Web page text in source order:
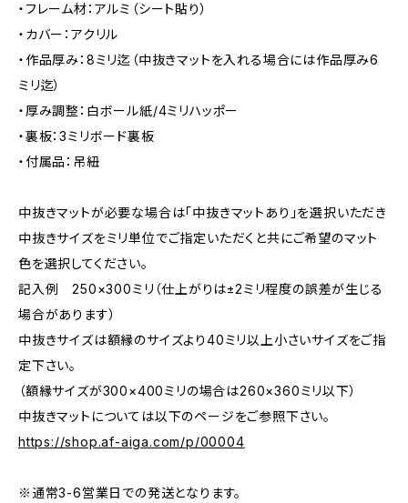
・フレーム材：アルミ（シート貼り）
・カバー：アクリル
・作品厚み：8ミリ迄（中抜きマットを入れる場合には作品厚み6
ミリ迄）
・厚み調整：白ボール紙/4ミリハッポー
・裏板：3ミリボード裏板
・付属品：吊紐
中抜きマットが必要な場合は「中抜きマットあり」を選択いただき
中抜きサイズをミリ単位でご指定いただくと共にご希望のマット
色を選択してください。
記入例 250×300ミリ（仕上がりは±2ミリ程度の誤差が生じる
場合があります）
中抜きサイズは額縁のサイズより40ミリ以上小さいサイズをご指
定下さい。
（額縁サイズが300×400ミリの場合は260×360ミリ以下）
中抜きマットについては以下のページをご参照下さい。
https://shop.af-aiga.com/p/00004
※通常3-6営業日での発送となります。